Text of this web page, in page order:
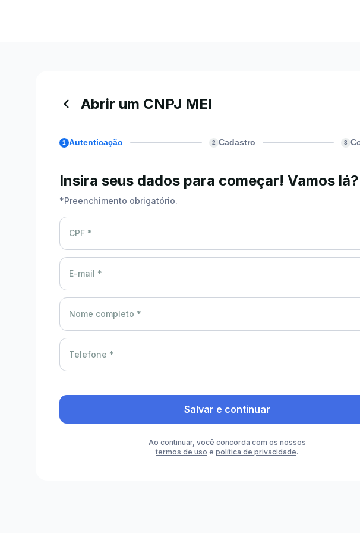
Abrir um CNPJ MEI
1 Autenticação 2 Cadastro 3
Insira seus dados para começar! Vamos lá?
*Preenchimento obrigatório.
CPF *
E-mail *
Nome completo *
Telefone *
Salvar e continuar
Ao continuar, você concorda com os nossos
termos de uso e política de privacidade.